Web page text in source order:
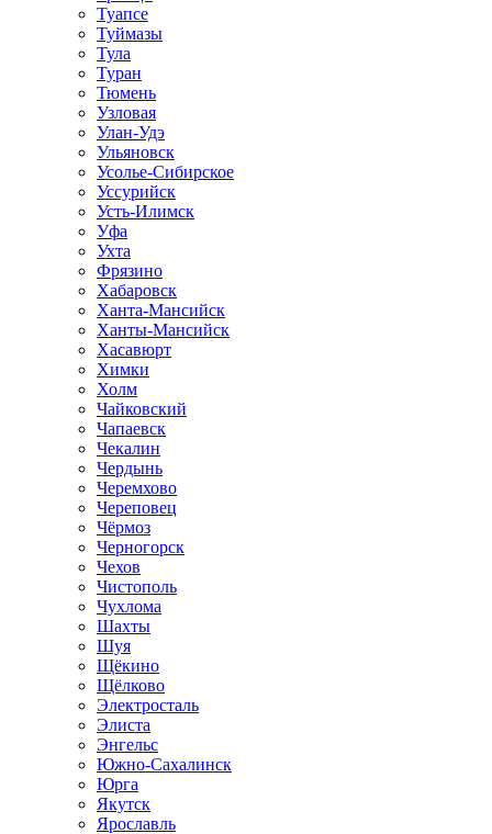
Туапсе
Туймазы
Тула
Туран
Тюмень
Узловая
Улан-Удэ
Ульяновск
Усолье-Сибирское
Уссурийск
Усть-Илимск
Уфа
Ухта
Фрязино
Хабаровск
Ханта-Мансийск
Ханты-Мансийск
Хасавюрт
Химки
Холм
Чайковский
Чапаевск
Чекалин
Чердынь
Черемхово
Череповец
Чёрмоз
Черногорск
Чехов
Чистополь
Чухлома
Шахты
Шуя
Щёкино
Щёлково
Электросталь
Элиста
Энгельс
Южно-Сахалинск
Юрга
Якутск
Ярославль